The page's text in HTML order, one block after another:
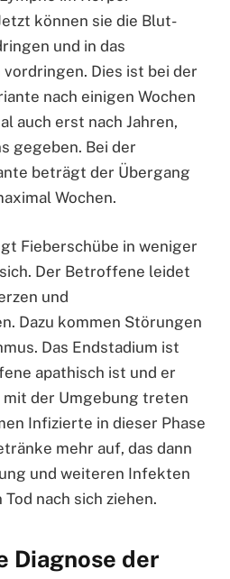
können sie die Blut-
und in das
Dies ist bei der
nach einigen Wochen
auch erst nach Jahren,
gegeben. Bei der
beträgt der Übergang
Wochen.
Fieberschübe in weniger
Der Betroffene leidet
und
Dazu kommen Störungen
Das Endstadium ist
apathisch ist und er
der Umgebung treten
Infizierte in dieser Phase
mehr auf, das dann
und weiteren Infekten
nach sich ziehen.
Diagnose der